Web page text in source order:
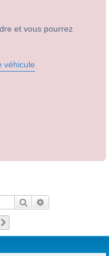
et vous pourrez
véhicule
Rechercher